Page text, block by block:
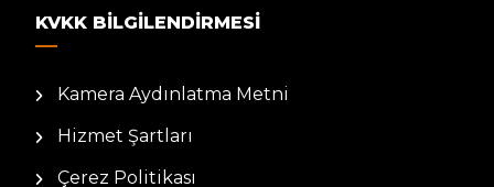
KVKK BILGILENDIRMESI
Kamera Aydınlatma Metni
Hizmet Şartları
Çerez Politikası